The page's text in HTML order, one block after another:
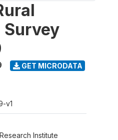
Survey
GET MICRODATA
v1
Institute